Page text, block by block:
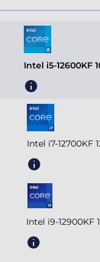
Intel i5-12600KF
Intel i7-12700KF
Intel i9-12900KF